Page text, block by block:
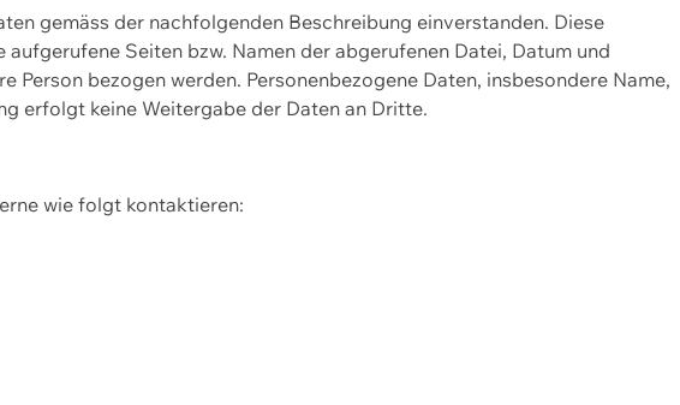
gemäss der nachfolgenden Beschreibung einverstanden. Diese
Seiten bzw. Namen der abgerufenen Datei, Datum und
bezogen werden. Personenbezogene Daten, insbesondere Name,
erfolgt keine Weitergabe der Daten an Dritte.
wie folgt kontaktieren: